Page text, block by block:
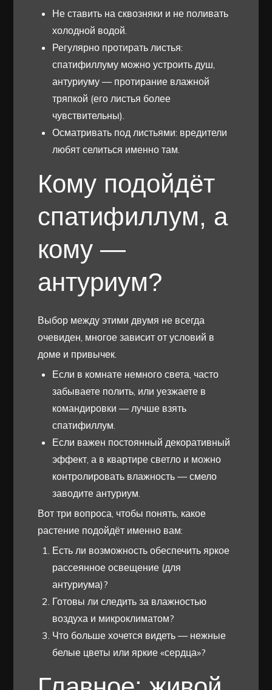
Не ставить на сквозняки и не поливать
холодной водой.
Регулярно протирать листья:
спатифиллуму можно устроить душ,
антуриуму — протирание влажной
тряпкой (его листья более
чувствительны).
Осматривать под листьями: вредители
любят селиться именно там.
Кому подойдёт
спатифиллум, а
кому —
антуриум?
Выбор между этими двумя не всегда
очевиден, многое зависит от условий в
доме и привычек.
Если в комнате немного света, часто
забываете полить, или уезжаете в
командировки — лучше взять
спатифиллум.
Если важен постоянный декоративный
эффект, а в квартире светло и можно
контролировать влажность — смело
заводите антуриум.
Вот три вопроса, чтобы понять, какое
растение подойдёт именно вам:
Есть ли возможность обеспечить яркое
рассеянное освещение (для
антуриума)?
Готовы ли следить за влажностью
воздуха и микроклиматом?
Что больше хочется видеть — нежные
белые цветы или яркие «сердца»?